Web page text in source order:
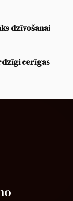
dzīvošanai
cerīgas